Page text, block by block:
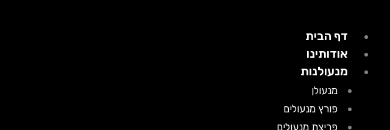
דף הבית
אודותינו
מנעולנות
מנעולן
פורץ מנעולים
פריצת מנעולים